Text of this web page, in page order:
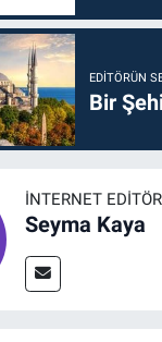
EDITÖRÜN
Bir
İNTERNET
Seyma Kaya